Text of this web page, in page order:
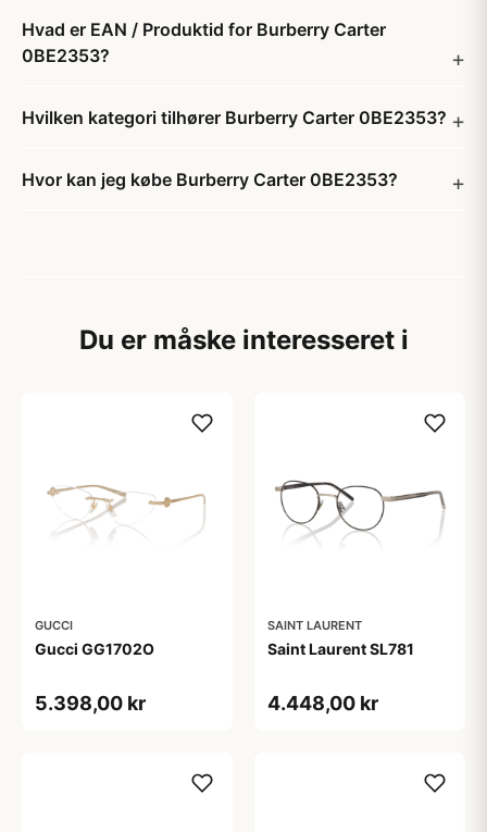
Hvad er EAN / Produktid for Burberry Carter
0BE2353?
Hvilken kategori tilhører Burberry Carter 0BE2353?
Hvor kan jeg købe Burberry Carter 0BE2353?
Du er måske interesseret i
GUCCI
Gucci GG1702O
5.398,00 kr
SAINT LAURENT
Saint Laurent SL781
4.448,00 kr